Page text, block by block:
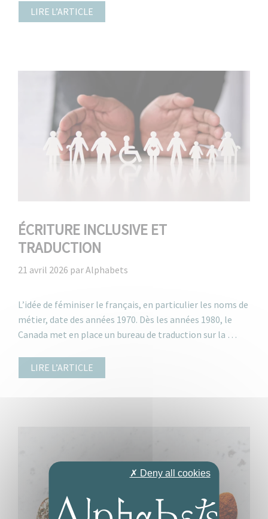
LIRE L’ARTICLE
ÉCRITURE INCLUSIVE ET
TRADUCTION
21 avril 2026 parAlphabets
L’idée de féminiser le français, en particulier les noms de
métier, date des années 1970. Dès les années 1980, le
Canada met en place un bureau de traduction sur la …
LIRE L’ARTICLE
✗ Deny all cookies